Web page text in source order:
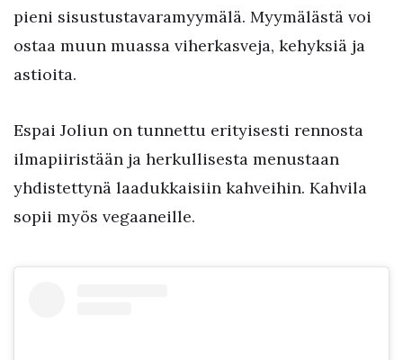
pieni sisustustavaramyymälä. Myymälästä voi
ostaa muun muassa viherkasveja, kehyksiä ja
astioita.
Espai Joliun on tunnettu erityisesti rennosta
ilmapiiristään ja herkullisesta menustaan
yhdistettynä laadukkaisiin kahveihin. Kahvila
sopii myös vegaaneille.